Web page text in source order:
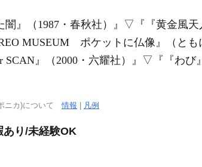
闇』（1987・春秋社）』 ▽ 『『黄金風
MUSEUM ポケットに仏像』（とも
』（2000・六耀社）』 ▽ 『『わび
ニカ)について情報 凡例
あり/未経験OK